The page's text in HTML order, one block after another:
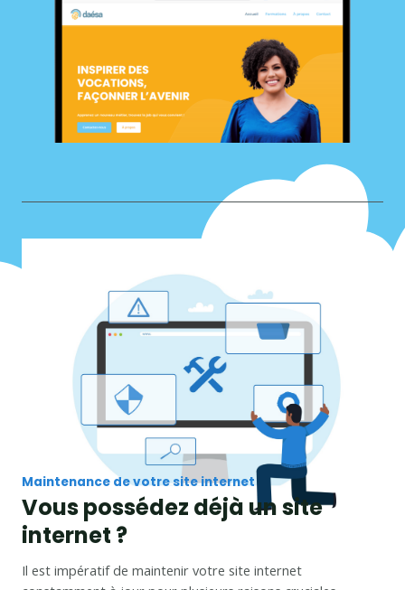
Maintenance de votre site internet
Vous possédez déjà un site
internet ?
Il est impératif de maintenir votre site internet